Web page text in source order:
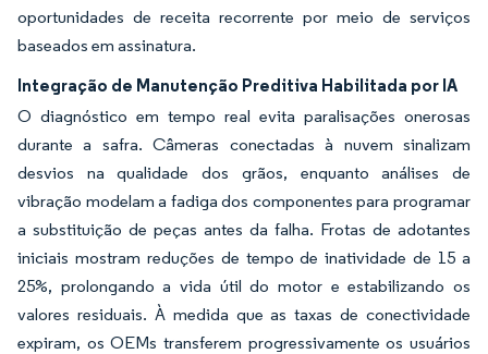
oportunidades de receita recorrente por meio de serviços
baseados em assinatura.
Integração de Manutenção Preditiva Habilitada por IA
O diagnóstico em tempo real evita paralisações onerosas
durante a safra. Câmeras conectadas à nuvem sinalizam
desvios na qualidade dos grãos, enquanto análises de
vibração modelam a fadiga dos componentes para programar
a substituição de peças antes da falha. Frotas de adotantes
iniciais mostram reduções de tempo de inatividade de 15 a
25%, prolongando a vida útil do motor e estabilizando os
valores residuais. À medida que as taxas de conectividade
expiram, os OEMs transferem progressivamente os usuários